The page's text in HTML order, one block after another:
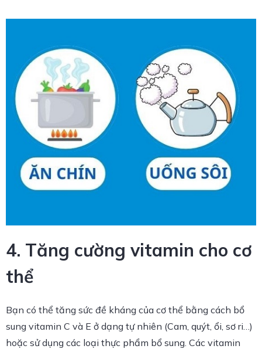
4. Tăng cường vitamin cho cơ
thể
Bạn có thể tăng sức đề kháng của cơ thể bằng cách bổ
sung vitamin C và E ở dạng tự nhiên (Cam, quýt, ổi, sơ ri…)
hoặc sử dụng các loại thực phẩm bổ sung. Các vitamin